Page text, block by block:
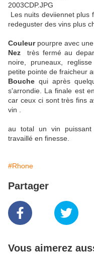
Les nuits deviiennet plus
redeguster des vins plus
Couleurpourpre avec une
Nez très fermé au
noire, pruneaux,
petite pointe de fraicheur
Bouche qui après
s'arrondie. La finale est
car ceux ci sont très fins
vin .
au total un vin
travaillé en finesse.
#Rhone
Partager
Vous aimerez